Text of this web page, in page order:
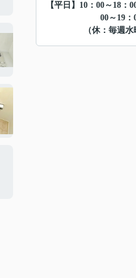
【平日】10：00～18：
00～19：
（休：毎週水